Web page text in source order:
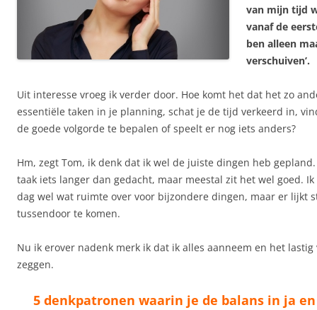
van mijn tijd
vanaf de
ben alleen
verschuiven’.
Uit interesse vroeg ik verder door. Hoe komt het dat het zo
essentiële taken in je planning, schat je de tijd verkeerd in,
de goede volgorde te bepalen of speelt er nog iets anders?
Hm, zegt Tom, ik denk dat ik wel de juiste dingen heb
taak iets langer dan gedacht, maar meestal zit het wel goed.
dag wel wat ruimte over voor bijzondere dingen, maar er lijkt
tussendoor te komen.
Nu ik erover nadenk merk ik dat ik alles aanneem en het
zeggen.
5 denkpatronen waarin je de balans in ja en